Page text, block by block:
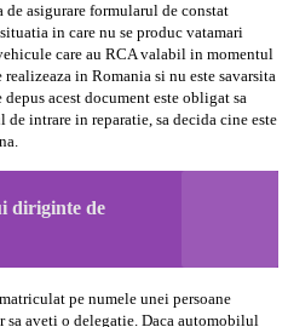
asigurare formularul de constat
in care nu se produc vatamari
care au RCA valabil in momentul
in Romania si nu este savarsita
acest document este obligat sa
intrare in reparatie, sa decida cine este
diriginte de
pe numele unei persoane
sa aveti o delegatie. Daca automobilul